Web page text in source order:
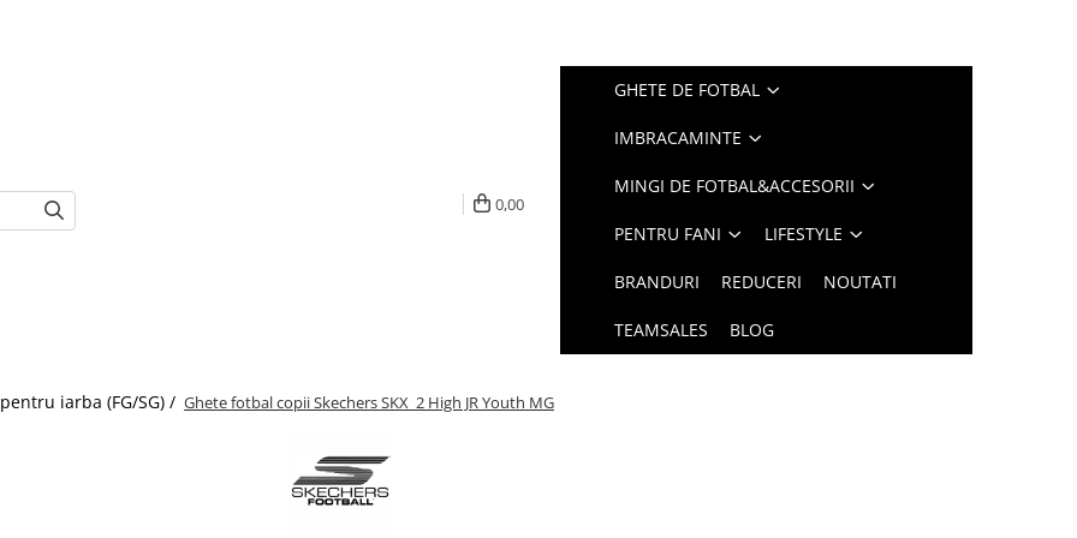
0,00
GHETE DE FOTBAL
IMBRACAMINTE
MINGI DE FOTBAL&ACCESORII
PENTRU FANI LIFESTYLE
BRANDURI REDUCERI NOUTATI
TEAMSALES BLOG
iarba (FG/SG) / Ghete fotbal copii Skechers SKX_2 High JR Youth MG